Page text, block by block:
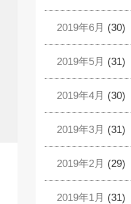
2019年6月 (30)
2019年5月 (31)
2019年4月 (30)
2019年3月 (31)
2019年2月 (29)
2019年1月 (31)